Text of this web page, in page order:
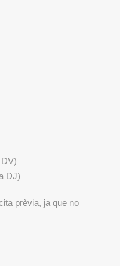
DJ)
prèvia, ja que no